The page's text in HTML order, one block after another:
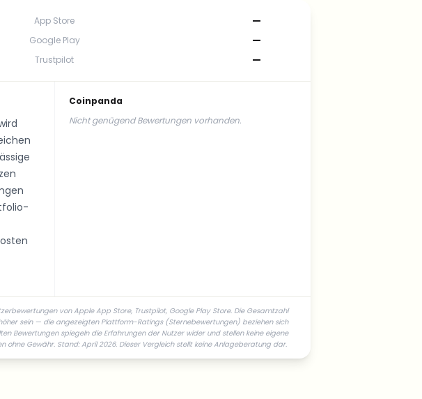
App Store
—
Google Play
—
Trustpilot —
Coinpanda
Nicht genügend Bewertungen vorhanden.
von Apple App Store, Trustpilot, Google Play Store. Die Gesamtzahl
sein — die angezeigten Plattform-Ratings (Sternebewertungen) beziehen sich
Bewertungen spiegeln die Erfahrungen der Nutzer wider und stellen keine eigene
Gewähr. Stand: April 2026. Dieser Vergleich stellt keine Anlageberatung dar.